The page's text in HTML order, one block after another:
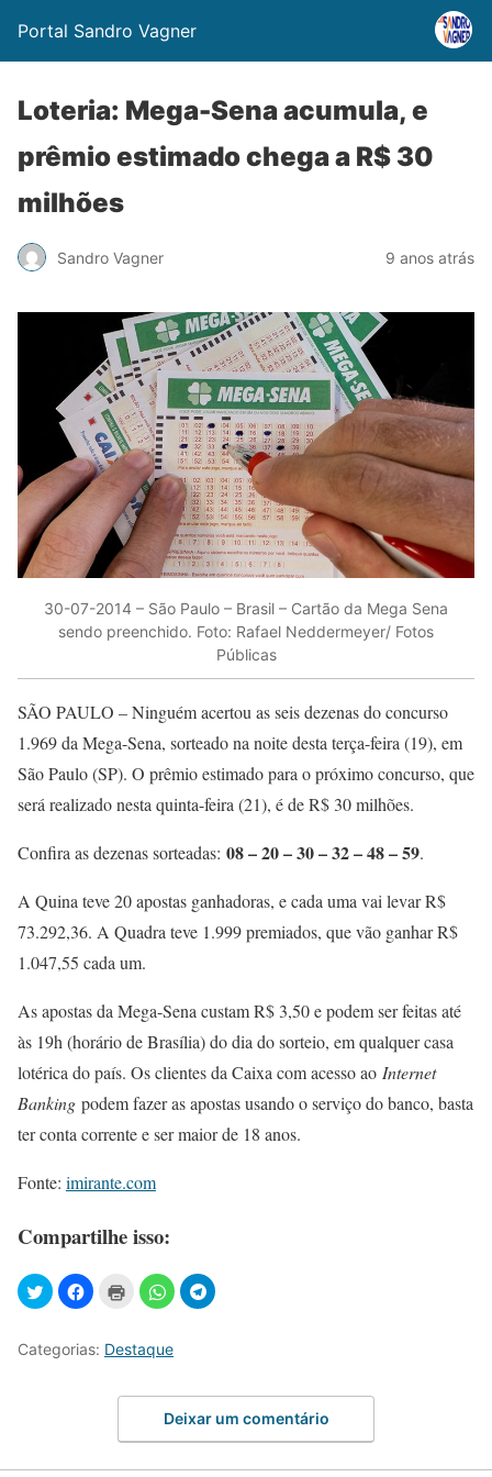
Portal Sandro Vagner
Loteria: Mega-Sena acumula, e
prêmio estimado chega a R$ 30
milhões
Sandro Vagner 9 anos atrás
30-07-2014 – São Paulo – Brasil – Cartão da Mega Sena
sendo preenchido. Foto: Rafael Neddermeyer/ Fotos
Públicas
SÃO PAULO – Ninguém acertou as seis dezenas do concurso
1.969 da Mega-Sena, sorteado na noite desta terça-feira (19), em
São Paulo (SP). O prêmio estimado para o próximo concurso, que
será realizado nesta quinta-feira (21), é de R$ 30 milhões.
Confira as dezenas sorteadas: 08 – 20 – 30 – 32 – 48 – 59.
A Quina teve 20 apostas ganhadoras, e cada uma vai levar R$
73.292,36. A Quadra teve 1.999 premiados, que vão ganhar R$
1.047,55 cada um.
As apostas da Mega-Sena custam R$ 3,50 e podem ser feitas até
às 19h (horário de Brasília) do dia do sorteio, em qualquer casa
lotérica do país. Os clientes da Caixa com acesso ao Internet
Banking podem fazer as apostas usando o serviço do banco, basta
ter conta corrente e ser maior de 18 anos.
Fonte: imirante.com
Compartilhe isso:
Categorias: Destaque
Deixar um comentário